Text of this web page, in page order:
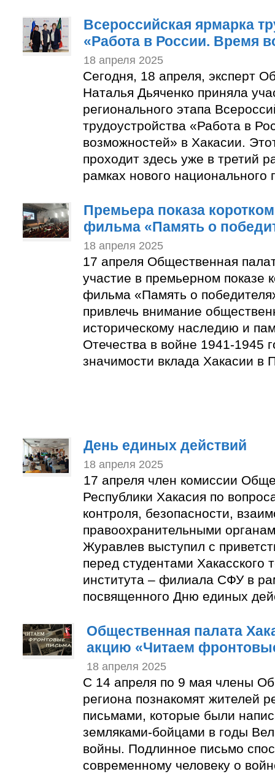
Всероссийская ярмарка
«Работа в России. Время
18 апреля 2025
Сегодня, 18 апреля, эксперт
Наталья Дьяченко приняла
регионального этапа
трудоустройства «Работа в
возможностей» в Хакасии.
проходит здесь уже в третий
рамках нового национального
Премьера показа
фильма «Память о
18 апреля 2025
17 апреля Общественная
участие в премьерном показе
фильма «Память о
привлечь внимание
историческому наследию и
Отечества в войне 1941-1945
значимости вклада Хакасии в
День единыx действий
18 апреля 2025
17 апреля член комиссии
Республики Хакасия по
контроля, безопасности,
правоохранительными
Журавлев выступил с
перед студентами Хакасского
института – филиала СФУ в
посвященного Дню единых
Общественная палата
акцию «Читаем
18 апреля 2025
С 14 апреля по 9 мая члены
региона познакомят жителей
письмами, которые были
земляками-бойцами в годы
войны. Подлинное письмо
современному человеку о